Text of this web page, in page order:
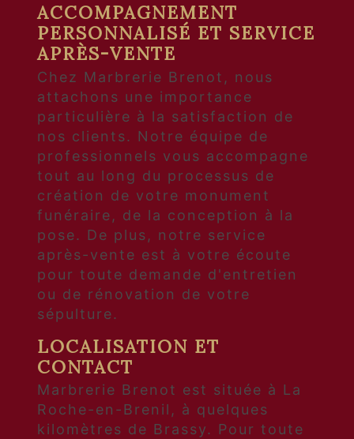
ACCOMPAGNEMENT
PERSONNALISÉ ET SERVICE
APRÈS-VENTE
Chez Marbrerie Brenot, nous
attachons une importance
particulière à la satisfaction de
nos clients. Notre équipe de
professionnels vous accompagne
tout au long du processus de
création de votre monument
funéraire, de la conception à la
pose. De plus, notre service
après-vente est à votre écoute
pour toute demande d'entretien
ou de rénovation de votre
sépulture.
LOCALISATION ET
CONTACT
Marbrerie Brenot est située à La
Roche-en-Brenil, à quelques
kilomètres de Brassy. Pour toute